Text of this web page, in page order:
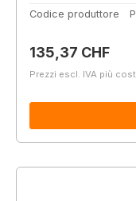
Codice produttore
Prezzo normale:
135,37 CHF
Prezzi escl. IVA più